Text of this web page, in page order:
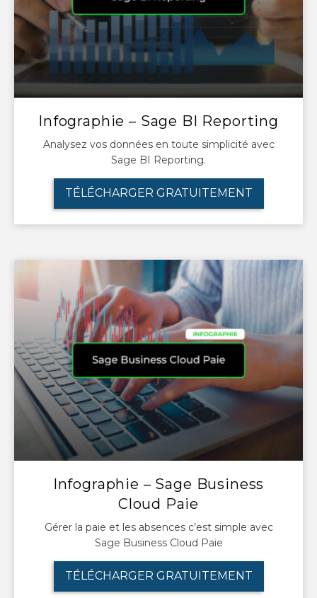
Infographie – Sage BI Reporting
Analysez vos données en toute simplicité avec
Sage BI Reporting.
TÉLÉCHARGER GRATUITEMENT
Infographie – Sage Business
Cloud Paie
Gérer la paie et les absences c’est simple avec
Sage Business Cloud Paie
TÉLÉCHARGER GRATUITEMENT